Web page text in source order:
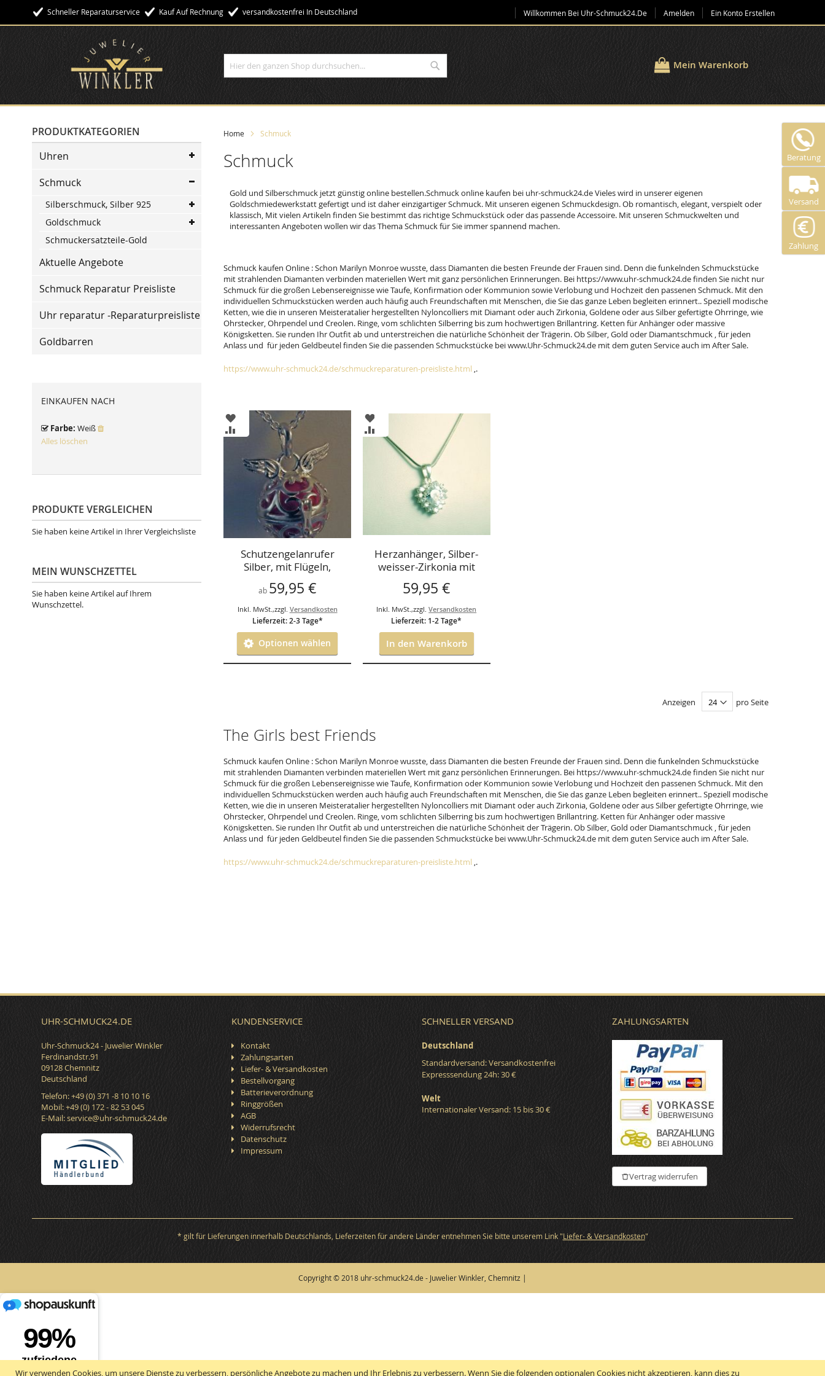
Schneller Reparaturservice Kauf Auf Rechnung Versandkostenfrei In Deutschland
zum
Willkommen Bei Uhr-Schmuck24.de Amelden Ein Konto Erstellen
Mein Warenkorb
Home Schmuck
Schmuck
Gold und Silberschmuck jetzt günstig online bestellen.Schmuck online kaufen bei uhr-schmuck24.de Vieles wird in unserer eigenen
Goldschmiedewerkstatt gefertigt und ist daher einzigartiger Schmuck. Mit unseren eigenen Schmuckdesign. Ob romantisch, elegant, verspielt oder
klassisch, Mit vielen Artikeln finden Sie bestimmt das richtige Schmuckstück oder das passende Accessoire. Mit unseren Schmuckwelten und
interessanten Angeboten wollen wir das Thema Schmuck für Sie immer spannend machen.
Schmuck kaufen Online : Schon Marilyn Monroe wusste, dass Diamanten die besten Freunde der Frauen sind. Denn die funkelnden Schmuckstücke
mit strahlenden Diamanten verbinden materiellen Wert mit ganz persönlichen Erinnerungen. Bei https://www.uhr-schmuck24.de finden Sie nicht nur
Schmuck für die großen Lebensereignisse wie Taufe, Konfirmation oder Kommunion sowie Verlobung und Hochzeit den passenen Schmuck. Mit den
individuellen Schmuckstücken werden auch häufig auch Freundschaften mit Menschen, die Sie das ganze Leben begleiten erinnert.. Speziell modische
Ketten, wie die in unseren Meisteratalier hergestellten Nyloncolliers mit Diamant oder auch Zirkonia, Goldene oder aus Silber gefertigte Ohrringe, wie
Ohrstecker, Ohrpendel und Creolen. Ringe, vom schlichten Silberring bis zum hochwertigen Brillantring. Ketten für Anhänger oder massive
Königsketten. Sie runden Ihr Outfit ab und unterstreichen die natürliche Schönheit der Trägerin. Ob Silber, Gold oder Diamantschmuck , für jeden
Anlass und für jeden Geldbeutel finden Sie die passenden Schmuckstücke bei www.Uhr-Schmuck24.de mit dem guten Service auch im After Sale.
https://www.uhr-schmuck24.de/schmuckreparaturen-preisliste.html ,.
ZUR
WUNSCHLISTE
HINZUFÜGEN
ZUR
VERGLEICHSLISTE
HINZUFÜGEN
Schutzengelanrufer
Silber, mit Flügeln,
verschiedene Farben
zur Auswahl,20mm
ab 59,95 €
Inkl. MwSt.,zzgl. Versandkosten
Lieferzeit: 2-3 Tage*
Optionen wählen
ZUR
WUNSCHLISTE
HINZUFÜGEN
ZUR
VERGLEICHSLISTE
HINZUFÜGEN
Herzanhänger, Silber-
weisser-Zirkonia mit
Kette
59,95 €
Inkl. MwSt.,zzgl.Versandkosten
Lieferzeit: 1-2 Tage*
In den Warenkorb
Anzeigen pro Seite
The Girls best Friends
Schmuck kaufen Online : Schon Marilyn Monroe wusste, dass Diamanten die besten Freunde der Frauen sind. Denn die funkelnden Schmuckstücke
mit strahlenden Diamanten verbinden materiellen Wert mit ganz persönlichen Erinnerungen. Bei https://www.uhr-schmuck24.de finden Sie nicht nur
Schmuck für die großen Lebensereignisse wie Taufe, Konfirmation oder Kommunion sowie Verlobung und Hochzeit den passenen Schmuck. Mit den
individuellen Schmuckstücken werden auch häufig auch Freundschaften mit Menschen, die Sie das ganze Leben begleiten erinnert.. Speziell modische
Ketten, wie die in unseren Meisteratalier hergestellten Nyloncolliers mit Diamant oder auch Zirkonia, Goldene oder aus Silber gefertigte Ohrringe, wie
Ohrstecker, Ohrpendel und Creolen. Ringe, vom schlichten Silberring bis zum hochwertigen Brillantring. Ketten für Anhänger oder massive
Königsketten. Sie runden Ihr Outfit ab und unterstreichen die natürliche Schönheit der Trägerin. Ob Silber, Gold oder Diamantschmuck , für jeden
Anlass und für jeden Geldbeutel finden Sie die passenden Schmuckstücke bei www.Uhr-Schmuck24.de mit dem guten Service auch im After Sale.
https://www.uhr-schmuck24.de/schmuckreparaturen-preisliste.html ,.
PRODUKTKATEGORIEN
Uhren
Schmuck
Silberschmuck, Silber 925
Goldschmuck
Schmuckersatzteile-Gold
Aktuelle Angebote
Schmuck Reparatur Preisliste
Uhr reparatur -Reparaturpreisliste
Goldbarren
EINKAUFEN NACH
Farbe Weiß
Alles löschen
PRODUKTE VERGLEICHEN
Sie haben keine Artikel in Ihrer Vergleichsliste
MEIN WUNSCHZETTEL
Sie haben keine Artikel auf Ihrem
Wunschzettel.
UHR-SCHMUCK24.DE
Uhr-Schmuck24 - Juwelier Winkler
Ferdinandstr.91
09128 Chemnitz
Deutschland
Telefon: +49 (0) 371 -8 10 10 16
Mobil: +49 (0) 172 - 82 53 045
E-Mail:service@uhr-schmuck24.de
KUNDENSERVICE
Kontakt
Zahlungsarten
Liefer- & Versandkosten
Bestellvorgang
Batterieverordnung
Ringgrößen
AGB
Widerrufsrecht
Datenschutz
Impressum
SCHNELLER VERSAND
Deutschland
Standardversand: Versandkostenfrei
Expresssendung 24h: 30 €
Welt
Internationaler Versand: 15 bis 30 €
ZAHLUNGSARTEN
Vertrag widerrufen
Beratung
Versand
Zahlung
* gilt für Lieferungen innerhalb Deutschlands, Lieferzeiten für andere Länder entnehmen Sie bitte unserem Link "Liefer- & Versandkosten"
Copyright © 2018 uhr-schmuck24.de - Juwelier Winkler, Chemnitz |
Wir verwenden Cookies, um unsere Dienste zu verbessern, persönliche Angebote zu machen und Ihr Erlebnis zu verbessern. Wenn Sie die folgenden optionalen Cookies nicht akzeptieren, kann dies zu